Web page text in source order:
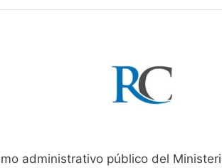
administrativo público del